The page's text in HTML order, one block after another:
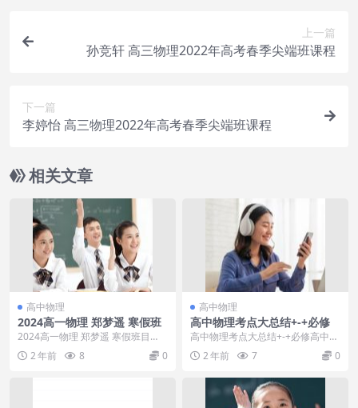
上一篇
孙竞轩 高三物理2022年高考春季尖端班课程
下一篇
李婷怡 高三物理2022年高考春季尖端班课程
相关文章
高中物理
2024高一物理 郑梦遥 寒假班
2024高一物理 郑梦遥 寒假班目
录：01.直播·学习规划课.mp402.直
播【...2 年前 8 0
高中物理
高中物理考点大总结+-+必修
高中物理考点大总结+-+必修高中物
理考点大总结+-+必修
2 年前 7 0